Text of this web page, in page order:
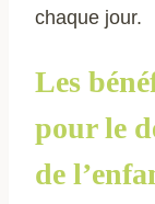
chaque jour.
Les
pour le
de